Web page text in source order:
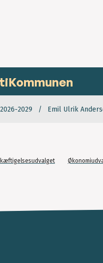
Kommunen
2029 Emil Ulrik